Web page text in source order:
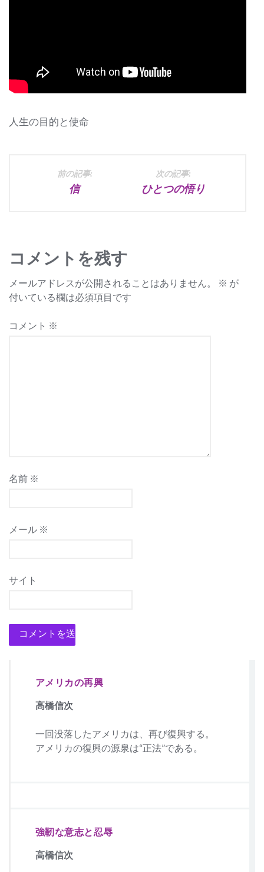
人生の目的と使命
ビ
ゲ
ー
シ
前の記事:
信
次の記事:
ひとつの悟り
コメントを残す
メールアドレスが公開されることはありません。 ※ が
付いている欄は必須項目です
コメント ※
名前 ※
メール ※
サイト
アメリカの再興
高橋信次
一回没落したアメリカは、再び復興する。
アメリカの復興の源泉は“正法”である。
強靭な意志と忍辱
高橋信次